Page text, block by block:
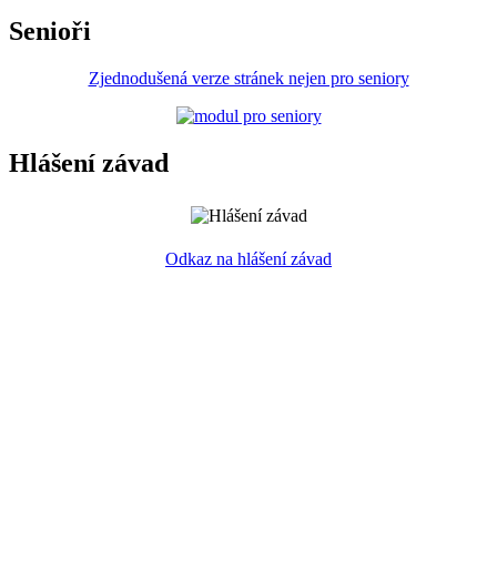
Senioři
Zjednodušená verze stránek nejen pro seniory
Hlášení závad
Odkaz na hlášení závad